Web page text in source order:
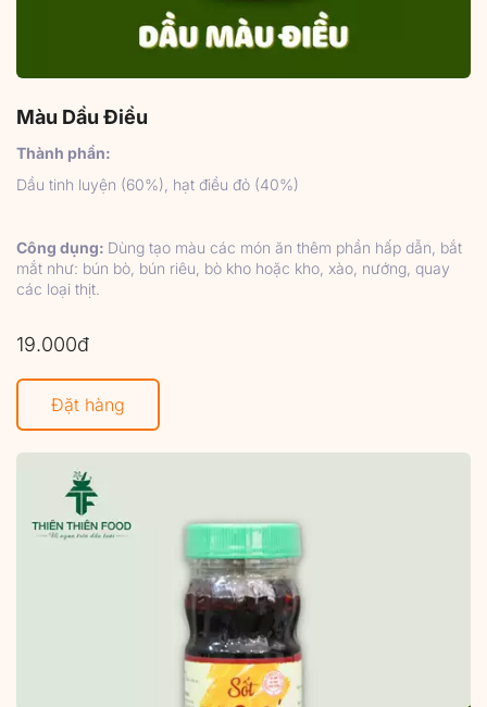
Màu Dầu Điều
Thành phần:
Dầu tinh luyện (60%), hạt điều đỏ (40%)
Công dụng: Dùng tạo màu các món ăn thêm phần hấp dẫn, bắt
mắt như: bún bò, bún riêu, bò kho hoặc kho, xào, nướng, quay
các loại thịt.
19.000đ
Đặt hàng